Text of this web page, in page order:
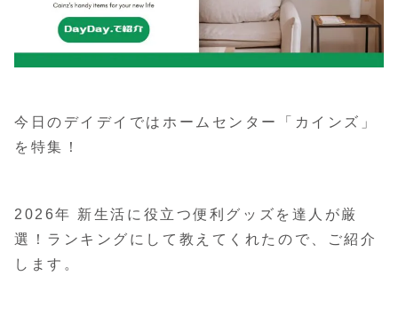
今日のデイデイではホームセンター「カインズ」
を特集！
2026年 新生活に役立つ便利グッズを達人が厳
選！ランキングにして教えてくれたので、ご紹介
します。